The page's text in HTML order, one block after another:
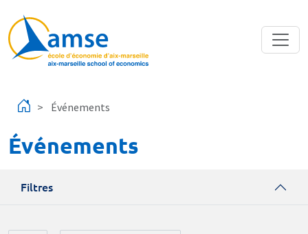
Événements
Événements
Filtres